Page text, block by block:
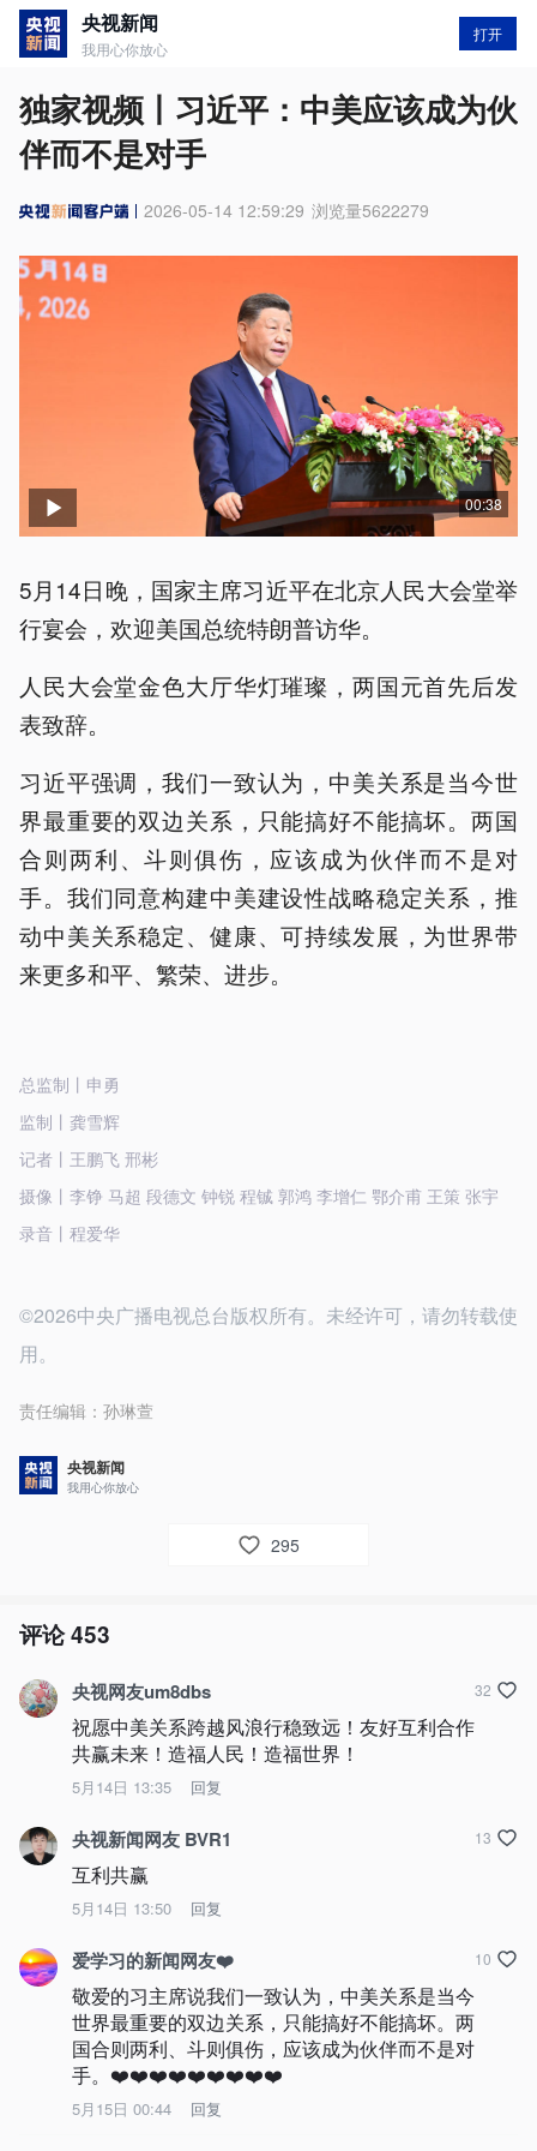
央视新闻
我用心你放心
打开
独家视频丨习近平：中美应该成为伙
伴而不是对手
2026-05-14 12:59:29 浏览量5622279
00:38
5月14日晚，国家主席习近平在北京人民大会堂举
行宴会，欢迎美国总统特朗普访华。
人民大会堂金色大厅华灯璀璨，两国元首先后发
表致辞。
习近平强调，我们一致认为，中美关系是当今世
界最重要的双边关系，只能搞好不能搞坏。两国
合则两利、斗则俱伤，应该成为伙伴而不是对
手。我们同意构建中美建设性战略稳定关系，推
动中美关系稳定、健康、可持续发展，为世界带
来更多和平、繁荣、进步。
总监制丨申勇
监制丨龚雪辉
记者丨王鹏飞 邢彬
摄像丨李铮 马超 段德文 钟锐 程铖 郭鸿 李增仁 鄂介甫 王策 张宇
录音丨程爱华
©2026中央广播电视总台版权所有。未经许可，请勿转载使
用。
责任编辑： 孙琳萱
央视新闻
我用心你放心
295
评论453
央视网友um8dbs
祝愿中美关系跨越风浪行稳致远！友好互利合作
共赢未来！造福人民！造福世界！
5月14日 13:35 回复
32
央视新闻网友 BVR1
互利共赢
5月14日 13:50 回复
13
爱学习的新闻网友❤️
敬爱的习主席说我们一致认为，中美关系是当今
世界最重要的双边关系，只能搞好不能搞坏。两
国合则两利、斗则俱伤，应该成为伙伴而不是对
手。❤️❤️❤️❤️❤️❤️❤️❤️❤️
5月15日 00:44 回复
10